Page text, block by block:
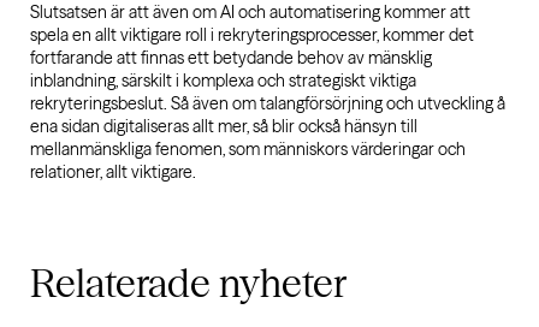
Slutsatsen är att även om AI och automatisering kommer att
spela en allt viktigare roll i rekryteringsprocesser, kommer det
fortfarande att finnas ett betydande behov av mänsklig
inblandning, särskilt i komplexa och strategiskt viktiga
rekryteringsbeslut. Så även om talangförsörjning och utveckling å
ena sidan digitaliseras allt mer, så blir också hänsyn till
mellanmänskliga fenomen, som människors värderingar och
relationer, allt viktigare.
Relaterade nyheter